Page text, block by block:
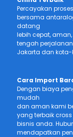
Percayakan
bersama
datang
lebih cepat,
tengah
Jakarta dan kota-
Cara Import
Dengan biaya
mudah
dan aman kami
yang terbaik
bisnis anda.
mendapatkan